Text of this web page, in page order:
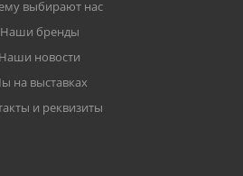
выбирают нас
Наши бренды
Наши новости
на выставках
и реквизиты